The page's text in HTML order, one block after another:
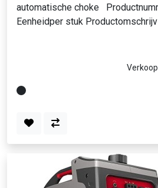
automatische choke Productnummer 799866
Eenheidper stuk Productomschrijving Carburateur